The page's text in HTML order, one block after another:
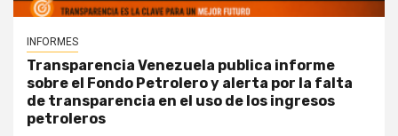
INFORMES
Transparencia Venezuela publica informe
sobre el Fondo Petrolero y alerta por la falta
de transparencia en el uso de los ingresos
petroleros